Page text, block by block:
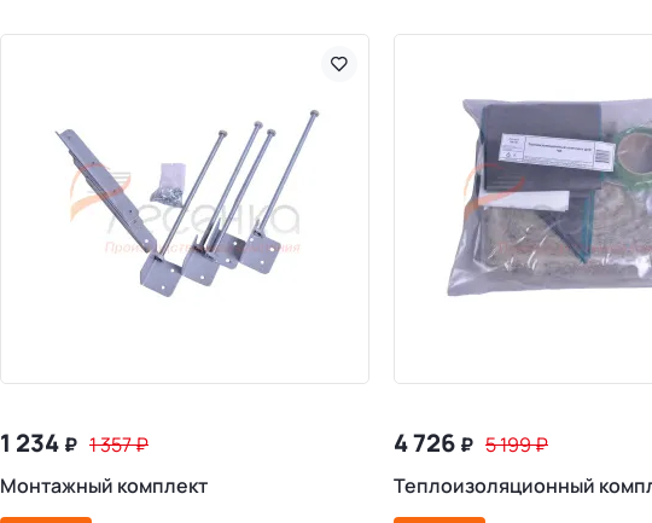
1 234 ₽ 1 357₽
Монтажный комплект
4 726 ₽ 5 199₽
Теплоизоляционный